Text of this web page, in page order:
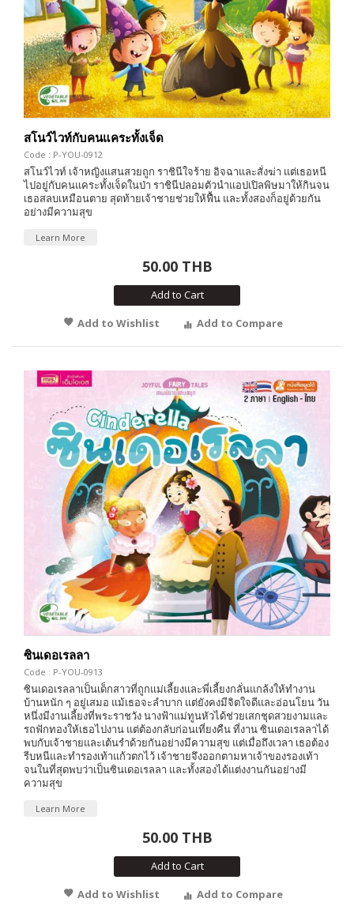
สโนว์ไวท์กับคนแคระทั้งเจ็ด
Code : P-YOU-0912
สโนว์ไวท์ เจ้าหญิงแสนสวยถูก ราชินีใจร้าย อิจฉาและสั่งฆ่า แต่เธอหนี
ไปอยู่กับคนแคระทั้งเจ็ดในป่า ราชินีปลอมตัวนำแอปเปิลพิษมาให้กินจน
เธอสลบเหมือนตาย สุดท้ายเจ้าชายช่วยให้ฟื้น และทั้งสองก็อยู่ด้วยกัน
อย่างมีความสุข
Learn More
50.00 THB
Add to Cart
Add to Wishlist
Add to Compare
ซินเดอเรลลา
Code : P-YOU-0913
ซินเดอเรลลาเป็นเด็กสาวที่ถูกแม่เลี้ยงและพี่เลี้ยงกลั่นแกล้งให้ทำงาน
บ้านหนัก ๆ อยู่เสมอ แม้เธอจะลำบาก แต่ยังคงมีจิตใจดีและอ่อนโยน วัน
หนึ่งมีงานเลี้ยงที่พระราชวัง นางฟ้าแม่ทูนหัวได้ช่วยเสกชุดสวยงามและ
รถฟักทองให้เธอไปงาน แต่ต้องกลับก่อนเที่ยงคืน ที่งาน ซินเดอเรลลาได้
พบกับเจ้าชายและเต้นรำด้วยกันอย่างมีความสุข แต่เมื่อถึงเวลา เธอต้อง
รีบหนีและทำรองเท้าแก้วตกไว้ เจ้าชายจึงออกตามหาเจ้าของรองเท้า
จนในที่สุดพบว่าเป็นซินเดอเรลลา และทั้งสองได้แต่งงานกันอย่างมี
ความสุข
Learn More
50.00 THB
Add to Cart
Add to Wishlist
Add to Compare